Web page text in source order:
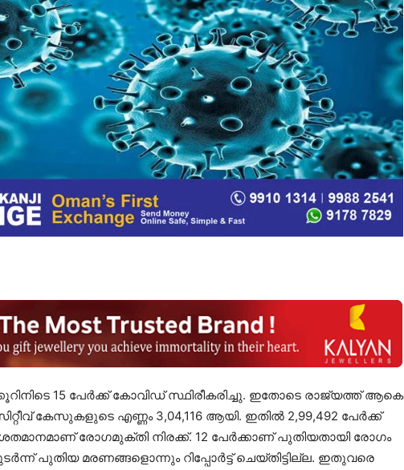
15 പേർക്ക് കോവിഡ് സ്ഥിരീകരിച്ചു. ഇതോടെ രാജ്യത്ത് ആകെ
കേസുകളുടെ എണ്ണം 3,04,116 ആയി. ഇതിൽ 2,99,492 പേർക്ക്
ശതമാനമാണ് രോഗമുക്തി നിരക്ക്. 12 പേർക്കാണ് പുതിയതായി രോഗം
പുതിയ മരണങ്ങളൊന്നും റിപ്പോർട്ട് ചെയ്തിട്ടില്ല. ഇതുവരെ